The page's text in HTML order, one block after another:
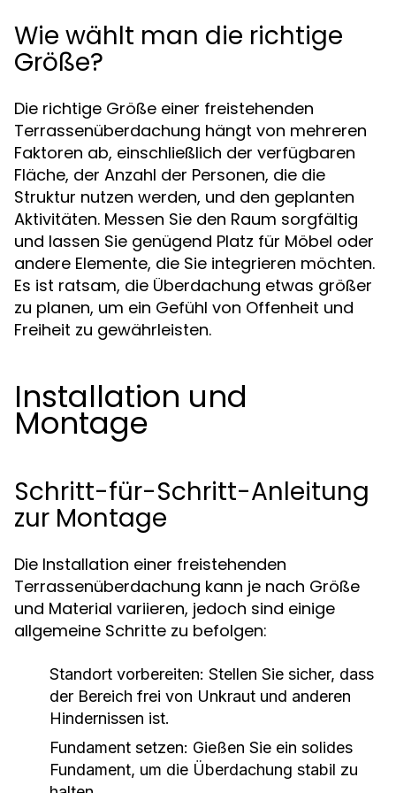
Wie wählt man die richtige
Größe?
Die richtige Größe einer freistehenden
Terrassenüberdachung hängt von mehreren
Faktoren ab, einschließlich der verfügbaren
Fläche, der Anzahl der Personen, die die
Struktur nutzen werden, und den geplanten
Aktivitäten. Messen Sie den Raum sorgfältig
und lassen Sie genügend Platz für Möbel oder
andere Elemente, die Sie integrieren möchten.
Es ist ratsam, die Überdachung etwas größer
zu planen, um ein Gefühl von Offenheit und
Freiheit zu gewährleisten.
Installation und
Montage
Schritt-für-Schritt-Anleitung
zur Montage
Die Installation einer freistehenden
Terrassenüberdachung kann je nach Größe
und Material variieren, jedoch sind einige
allgemeine Schritte zu befolgen:
Standort vorbereiten: Stellen Sie sicher, dass
der Bereich frei von Unkraut und anderen
Hindernissen ist.
Fundament setzen: Gießen Sie ein solides
Fundament, um die Überdachung stabil zu